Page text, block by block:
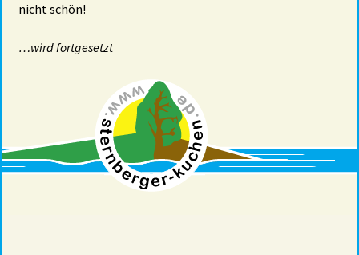
nicht schön!
…wird fortgesetzt